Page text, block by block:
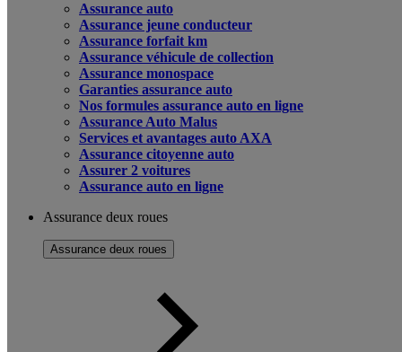
Assurance auto
Assurance jeune conducteur
Assurance forfait km
Assurance véhicule de collection
Assurance monospace
Garanties assurance auto
Nos formules assurance auto en ligne
Assurance Auto Malus
Services et avantages auto AXA
Assurance citoyenne auto
Assurer 2 voitures
Assurance auto en ligne
Assurance deux roues
Assurance deux roues